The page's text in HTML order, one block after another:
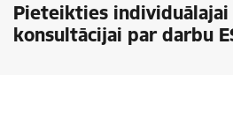
Pieteikties individuālajai
konsultācijai par darbu